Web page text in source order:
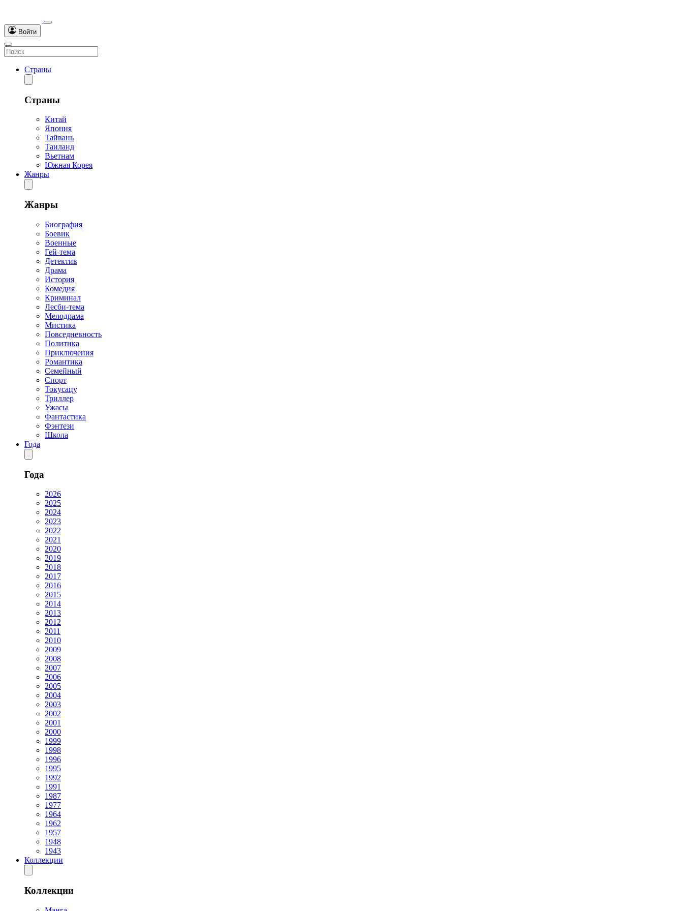
Войти
Страны
Страны
Китай
Япония
Тайвань
Таиланд
Вьетнам
Южная Корея
Жанры
Жанры
Биография
Боевик
Военные
Гей-тема
Детектив
Драма
История
Комедия
Криминал
Лесби-тема
Мелодрама
Мистика
Повседневность
Политика
Приключения
Романтика
Семейный
Спорт
Токусацу
Триллер
Ужасы
Фантастика
Фэнтези
Школа
Года
Года
2026
2025
2024
2023
2022
2021
2020
2019
2018
2017
2016
2015
2014
2013
2012
2011
2010
2009
2008
2007
2006
2005
2004
2003
2002
2001
2000
1999
1998
1996
1995
1992
1991
1987
1977
1964
1962
1957
1948
1943
Коллекции
Коллекции